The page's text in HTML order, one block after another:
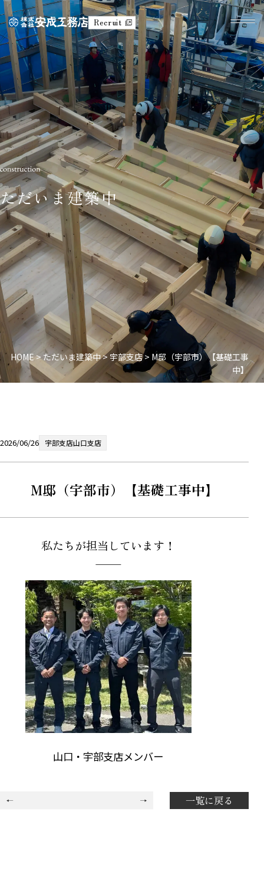
Recruit
ただいま建築中
HOME>ただいま建築中>宇部支店> M邸（宇部市）【基礎工事
中】
2026/06/26 宇部支店山口支店
M邸（宇部市）【基礎工事中】
私たちが担当しています！
山口・宇部支店メンバー
一覧に戻る